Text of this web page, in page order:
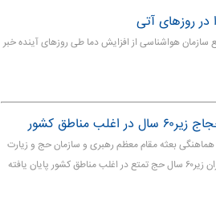
روزهای آتی
هواشناسی از افزایش دما طی روزهای آینده خبر
مناطق کشور
بعثه مقام معظم رهبری و سازمان حج و زیارت
اعلام شد که معاینات پزشکی زائران زیر۶۰ سال حج تمتع در اغلب مناطق کشور پایان یافته